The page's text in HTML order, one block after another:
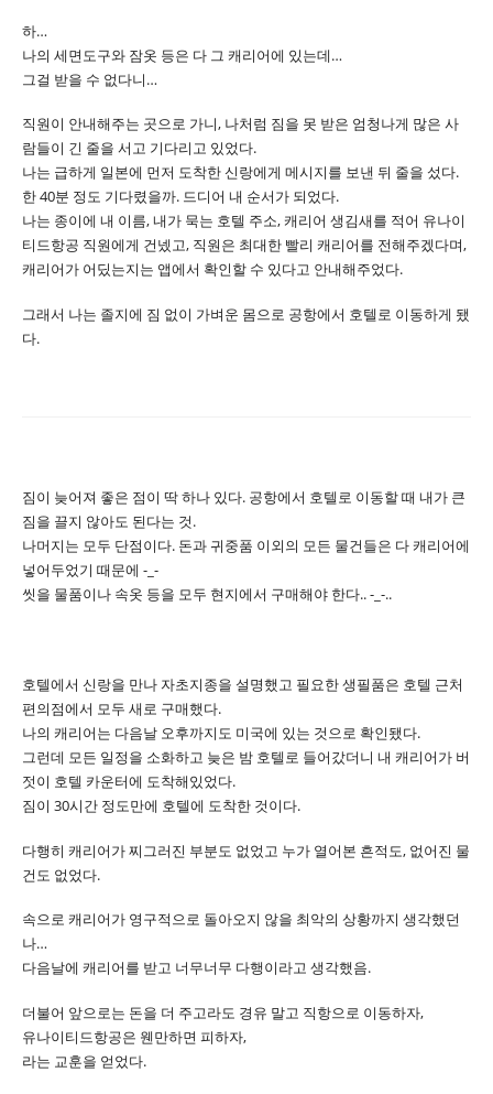
하…
나의 세면도구와 잠옷 등은 다 그 캐리어에 있는데…
그걸 받을 수 없다니…
직원이 안내해주는 곳으로 가니, 나처럼 짐을 못 받은 엄청나게 많은 사
람들이 긴 줄을 서고 기다리고 있었다.
나는 급하게 일본에 먼저 도착한 신랑에게 메시지를 보낸 뒤 줄을 섰다.
한 40분 정도 기다렸을까. 드디어 내 순서가 되었다.
나는 종이에 내 이름, 내가 묵는 호텔 주소, 캐리어 생김새를 적어 유나이
티드항공 직원에게 건넸고, 직원은 최대한 빨리 캐리어를 전해주겠다며,
캐리어가 어딨는지는 앱에서 확인할 수 있다고 안내해주었다.
그래서 나는 졸지에 짐 없이 가벼운 몸으로 공항에서 호텔로 이동하게 됐
다.
짐이 늦어져 좋은 점이 딱 하나 있다. 공항에서 호텔로 이동할 때 내가 큰
짐을 끌지 않아도 된다는 것.
나머지는 모두 단점이다. 돈과 귀중품 이외의 모든 물건들은 다 캐리어에
넣어두었기 때문에 -_-
씻을 물품이나 속옷 등을 모두 현지에서 구매해야 한다.. -_-..
호텔에서 신랑을 만나 자초지종을 설명했고 필요한 생필품은 호텔 근처
편의점에서 모두 새로 구매했다.
나의 캐리어는 다음날 오후까지도 미국에 있는 것으로 확인됐다.
그런데 모든 일정을 소화하고 늦은 밤 호텔로 들어갔더니 내 캐리어가 버
젓이 호텔 카운터에 도착해있었다.
짐이 30시간 정도만에 호텔에 도착한 것이다.
다행히 캐리어가 찌그러진 부분도 없었고 누가 열어본 흔적도, 없어진 물
건도 없었다.
속으로 캐리어가 영구적으로 돌아오지 않을 최악의 상황까지 생각했던
나…
다음날에 캐리어를 받고 너무너무 다행이라고 생각했음.
더불어 앞으로는 돈을 더 주고라도 경유 말고 직항으로 이동하자,
유나이티드항공은 웬만하면 피하자,
라는 교훈을 얻었다.